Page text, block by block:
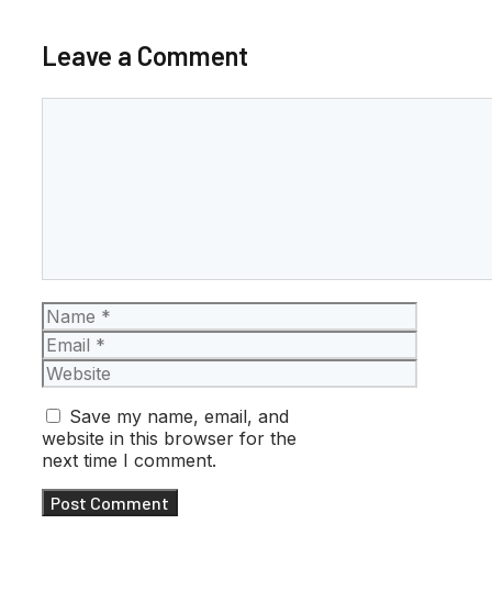
Leave a Comment
Name
Email
Website
Save my name, email, and
website in this browser for the
next time I comment.